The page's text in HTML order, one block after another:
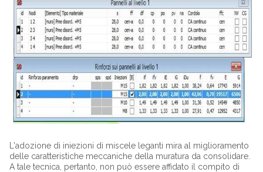
L'adozione di iniezioni di miscele leganti mira al miglioramento
delle caratteristiche meccaniche della muratura da consolidare.
A tale tecnica, pertanto, non può essere affidato il compito di